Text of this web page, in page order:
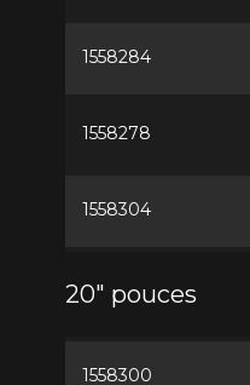
1558284
1558278
1558304
20" pouces
1558300